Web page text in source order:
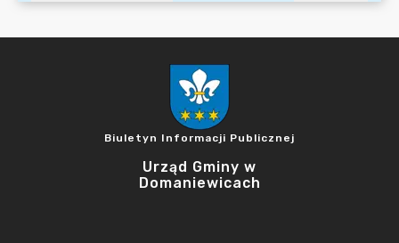
Biuletyn Informacji Publicznej
Urząd Gminy w
Domaniewicach